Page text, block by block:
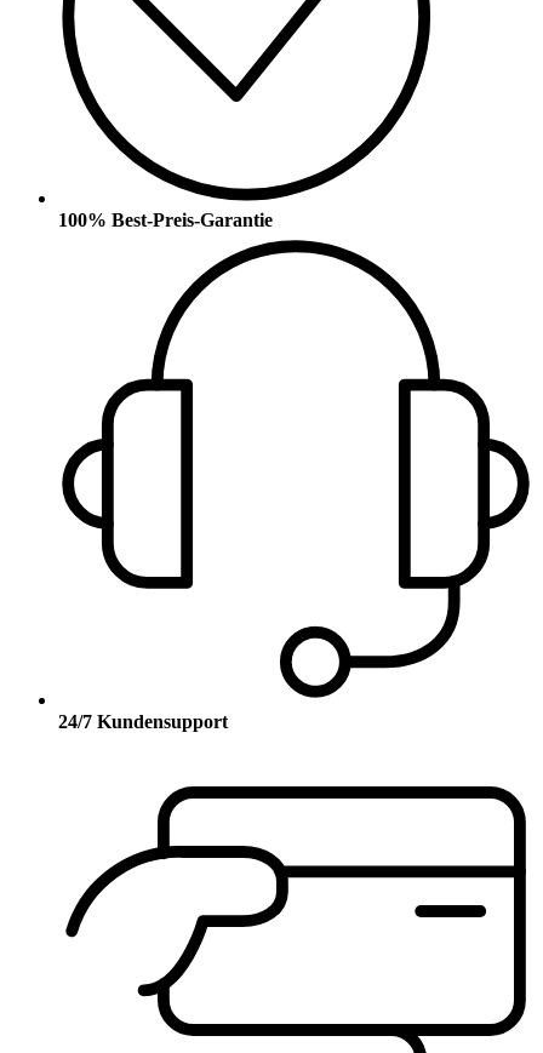
100% Best-Preis-Garantie
24/7 Kundensupport